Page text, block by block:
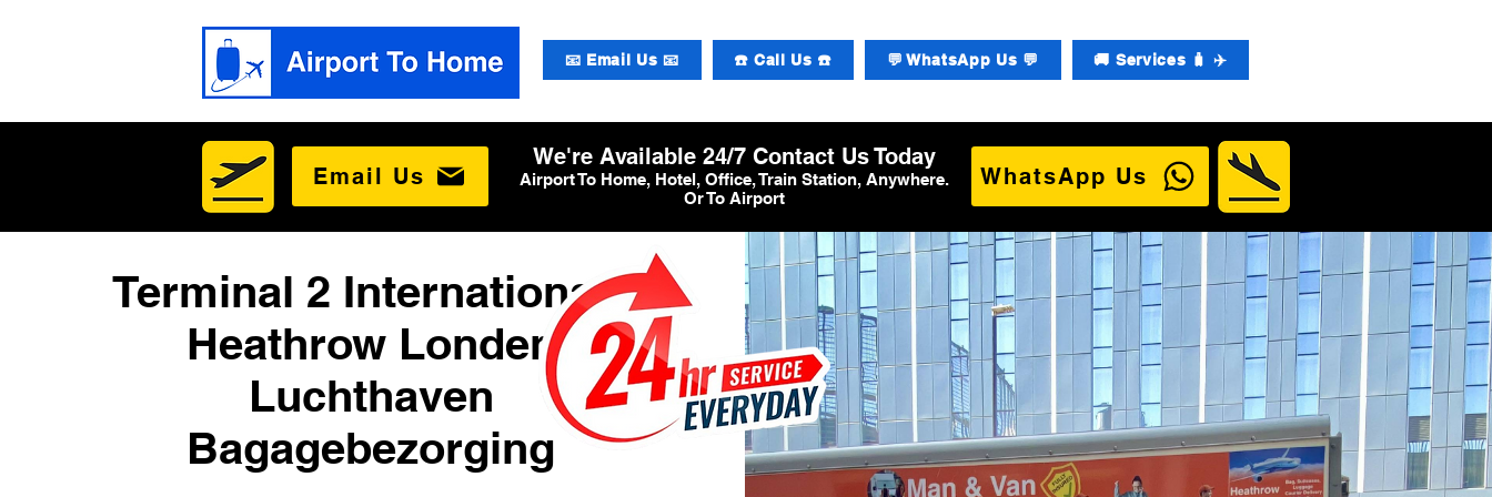
📧 Email Us 📧 ☎️ Call Us ☎️ 💬 WhatsApp Us 💬 🚚 Services 🧳 ✈️
Email Us
We're Available 24/7 Contact Us Today
Airport To Home, Hotel, Office, Train Station, Anywhere.
Or To Airport
WhatsApp Us
Terminal 2 Internationale
Heathrow Londen
Luchthaven
Bagagebezorging